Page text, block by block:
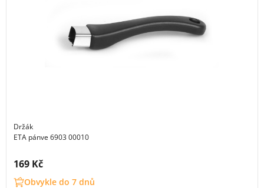
Držák
ETA pánve 6903 00010
Cena s DPH:
169 Kč
Obvykle do 7 dnů